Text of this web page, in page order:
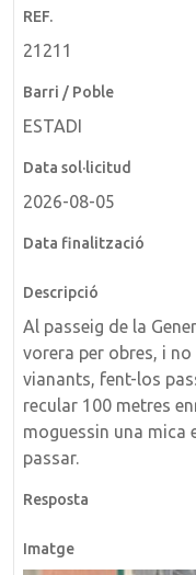
21211
ESTADI
2026-08-05
Al passeig de la
vorera per obres, i
vianants, fent-los
recular 100 metres
moguessin una mica
passar.